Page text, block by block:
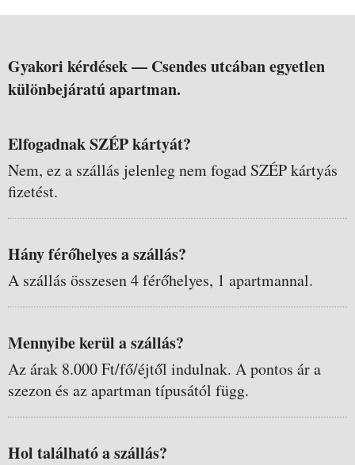
Gyakori kérdések — Csendes utcában egyetlen
különbejáratú apartman.
Elfogadnak SZÉP kártyát?
Nem, ez a szállás jelenleg nem fogad SZÉP kártyás
fizetést.
Hány férőhelyes a szállás?
A szállás összesen 4 férőhelyes, 1 apartmannal.
Mennyibe kerül a szállás?
Az árak 8.000 Ft/fő/éjtől indulnak. A pontos ár a
szezon és az apartman típusától függ.
Hol található a szállás?